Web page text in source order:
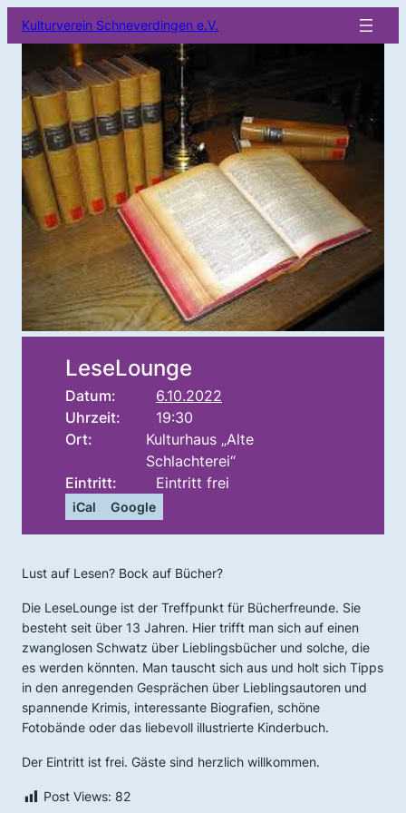
Kulturverein Schneverdingen e.V.
LeseLounge
Datum:
6.10.2022
Uhrzeit:
19:30
Ort:
Kulturhaus „Alte
Schlachterei“
Eintritt:
Eintritt frei
iCal Google
Lust auf Lesen? Bock auf Bücher?
Die LeseLounge ist der Treffpunkt für Bücherfreunde. Sie
besteht seit über 13 Jahren. Hier trifft man sich auf einen
zwanglosen Schwatz über Lieblingsbücher und solche, die
es werden könnten. Man tauscht sich aus und holt sich Tipps
in den anregenden Gesprächen über Lieblingsautoren und
spannende Krimis, interessante Biografien, schöne
Fotobände oder das liebevoll illustrierte Kinderbuch.
Der Eintritt ist frei. Gäste sind herzlich willkommen.
Post Views: 82